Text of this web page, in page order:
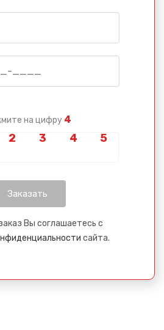
на цифру 4
Вы соглашаетесь с
сайта.